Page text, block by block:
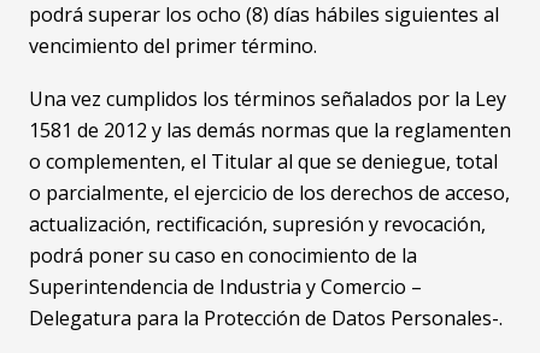
podrá superar los ocho (8) días hábiles siguientes al
vencimiento del primer término.
Una vez cumplidos los términos señalados por la Ley
1581 de 2012 y las demás normas que la reglamenten
o complementen, el Titular al que se deniegue, total
o parcialmente, el ejercicio de los derechos de acceso,
actualización, rectificación, supresión y revocación,
podrá poner su caso en conocimiento de la
Superintendencia de Industria y Comercio –
Delegatura para la Protección de Datos Personales-.